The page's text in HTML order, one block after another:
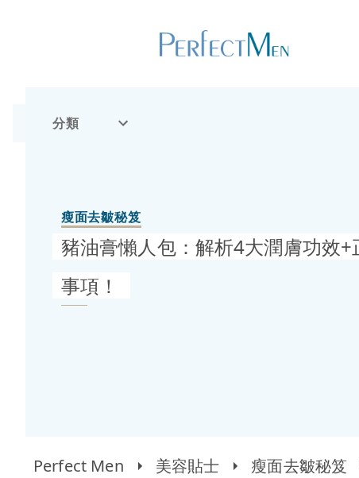
分類
瘦面去皺秘笈
豬油膏懶人包：解析4大潤膚功效
事項！
Perfect Men 美容貼士 瘦面去皺秘笈